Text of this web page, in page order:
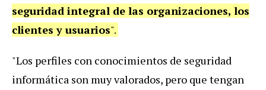
seguridad integral de las organizaciones, los
clientes y usuarios".
"Los perfiles con conocimientos de seguridad
informática son muy valorados, pero que tengan